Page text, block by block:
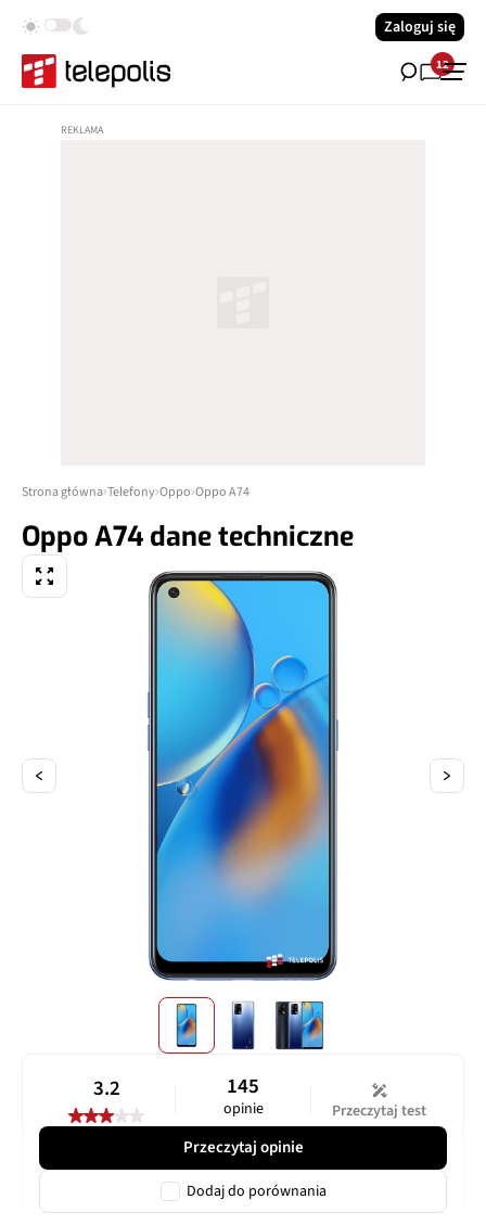
Zaloguj się
12
Strona główna Telefony Oppo Oppo A74
Oppo A74 dane techniczne
3.2 145
opinie Przeczytaj test
Przeczytaj opinie
Dodaj do porównania